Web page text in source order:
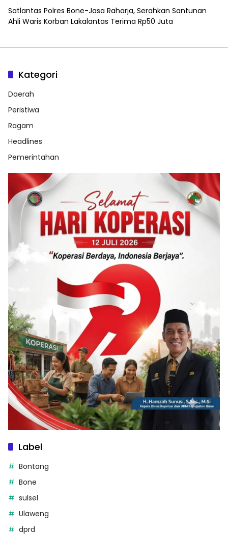
Satlantas Polres Bone-Jasa Raharja, Serahkan Santunan
Ahli Waris Korban Lakalantas Terima Rp50 Juta
Kategori
Daerah
Peristiwa
Ragam
Headlines
Pemerintahan
Label
Bontang
Bone
sulsel
Ulaweng
dprd